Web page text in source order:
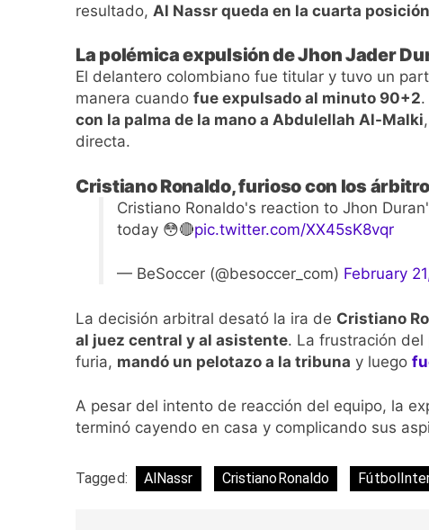
resultado, Al Nassr queda en la cuarta posición
La polémica expulsión de Jhon Jader
El delantero colombiano fue titular y tuvo un
manera cuando fue expulsado al minuto 90+2
con la palma de la mano a Abdulellah Al-Malki
directa.
Cristiano Ronaldo, furioso con los
Cristiano Ronaldo's reaction to Jhon
today 😳🔴pic.twitter.com/XX45sK8vqr
— BeSoccer (@besoccer_com) February
La decisión arbitral desató la ira de Cristiano
al juez central y al asistente. La frustración
furia, mandó un pelotazo a la tribuna y luego
A pesar del intento de reacción del equipo, la
terminó cayendo en casa y complicando sus
Tagged: AlNassr CristianoRonaldo